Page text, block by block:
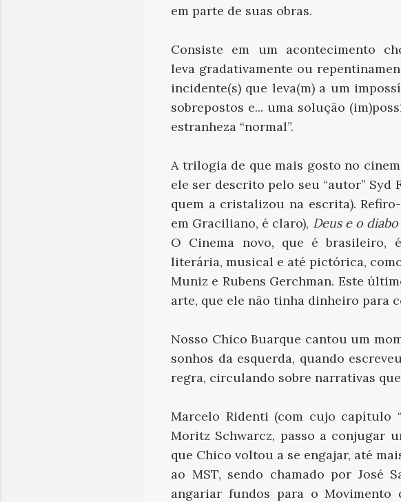
em parte de suas obras.
Consiste em um acontecimento
leva gradativamente ou
incidente(s) que leva(m) a um
sobrepostos e... uma solução
estranheza “normal”.
A trilogia de que mais gosto no
ele ser descrito pelo seu “autor” Syd
quem a cristalizou na escrita).
em Graciliano, é claro), Deus e o
O Cinema novo, que é brasileiro,
literária, musical e até pictórica,
Muniz e Rubens Gerchman. Este
arte, que ele não tinha dinheiro para
Nosso Chico Buarque cantou um
sonhos da esquerda, quando escreveu
regra, circulando sobre narrativas
Marcelo Ridenti (com cujo capítulo
Moritz Schwarcz, passo a conjugar
que Chico voltou a se engajar, até
ao MST, sendo chamado por José
angariar fundos para o